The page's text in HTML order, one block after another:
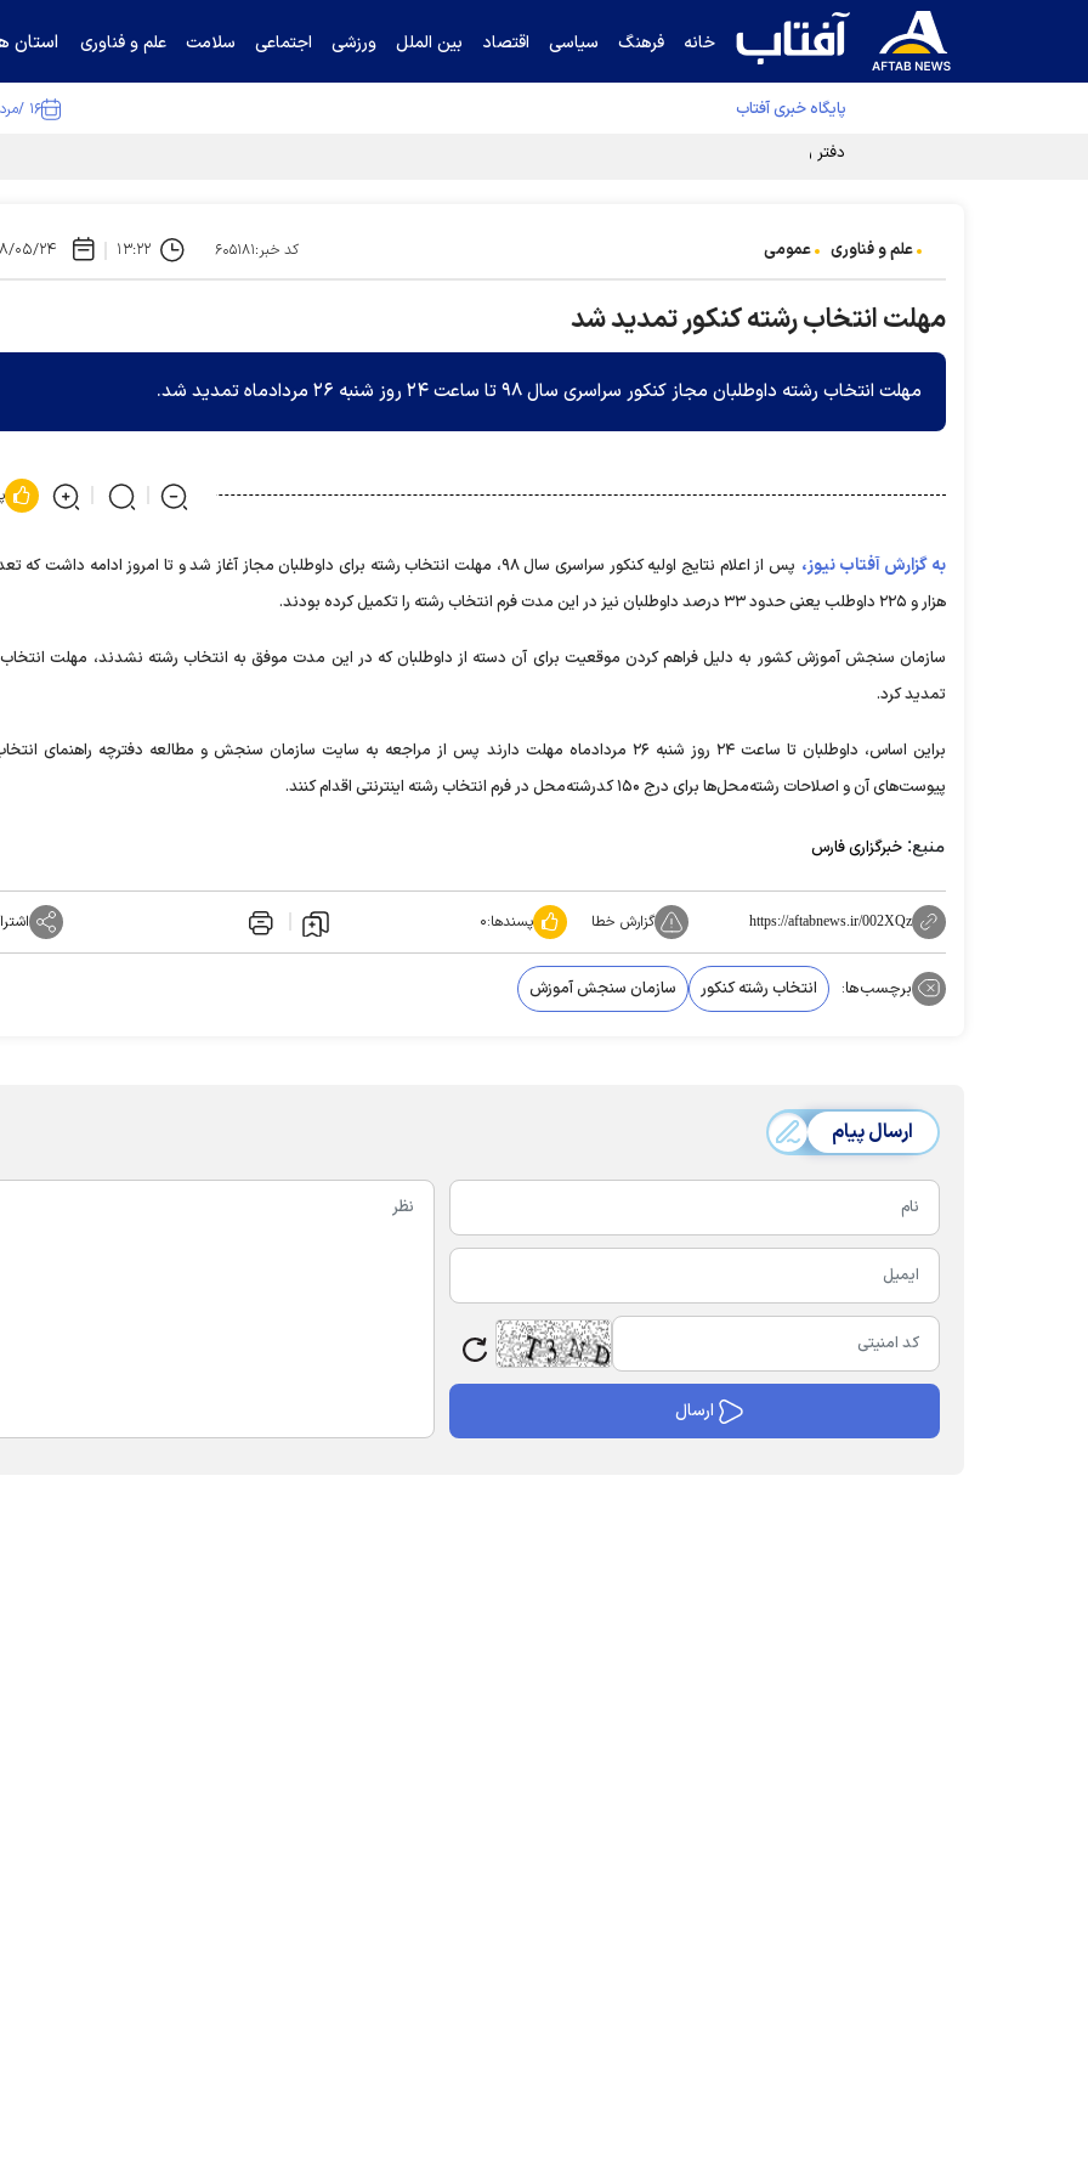
خانه فرهنگ سیاسی اقتصاد بین الملل ورزشی اجتماعی سلامت علم و فناوری استان
پایگاه خبری آفتاب ۱۶ /مرداد /۱۴۰۵
دفتر رهبر انقلاب ادعای خرازی درباره پزشکیان را تکذیب کرد
علم و فناوری عمومی کد خبر:۶۰۵۱۸۱ ۱۳:۲۲ ۱۳۹۸/
مهلت انتخاب رشته کنکور تمدید شد
مهلت انتخاب رشته داوطلبان مجاز کنکور سراسری سال ۹۸ تا ساعت ۲۴ روز شنبه ۲۶ مردادماه تمدید شد.
به گزارش آفتاب نیوز،
هزار و ۲۲۵ داوطلب یعنی حدود ۳۳ درصد داوطلبان نیز در این مدت فرم انتخاب رشته را تکمیل کرده بودند.
سازمان سنجش آموزش کشور به دلیل فراهم کردن موقعیت برای آن دسته از داوطلبان که در این مدت موفق به انتخاب رشته نشدند، مهلت انتخاب
تمدید کرد.
براین اساس، داوطلبان تا ساعت ۲۴ روز شنبه ۲۶ مردادماه مهلت دارند پس از مراجعه به سایت سازمان سنجش و مطالعه دفترچه راهنمای
پیوست‌های آن و اصلاحات رشته‌محل‌ها برای درج ۱۵۰ کدرشته‌محل در فرم انتخاب رشته اینترنتی اقدام کنند.
منبع: خبرگزاری فارس
https://aftabnews.ir/002XQz گزارش خطا پسندها:۰
برچسب‌ها: انتخاب رشته کنکور سازمان سنجش آموزش
ارسال پیام